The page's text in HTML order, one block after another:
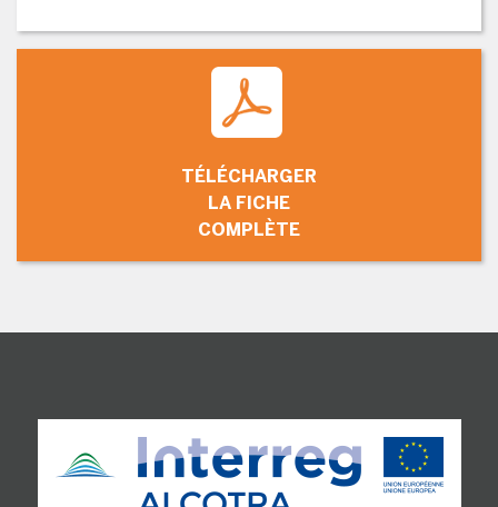
TÉLÉCHARGER
LA FICHE
COMPLÈTE